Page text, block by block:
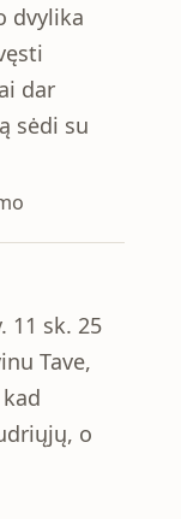
dvylika
dar
sėdi su
11 sk. 25
Tave,
o